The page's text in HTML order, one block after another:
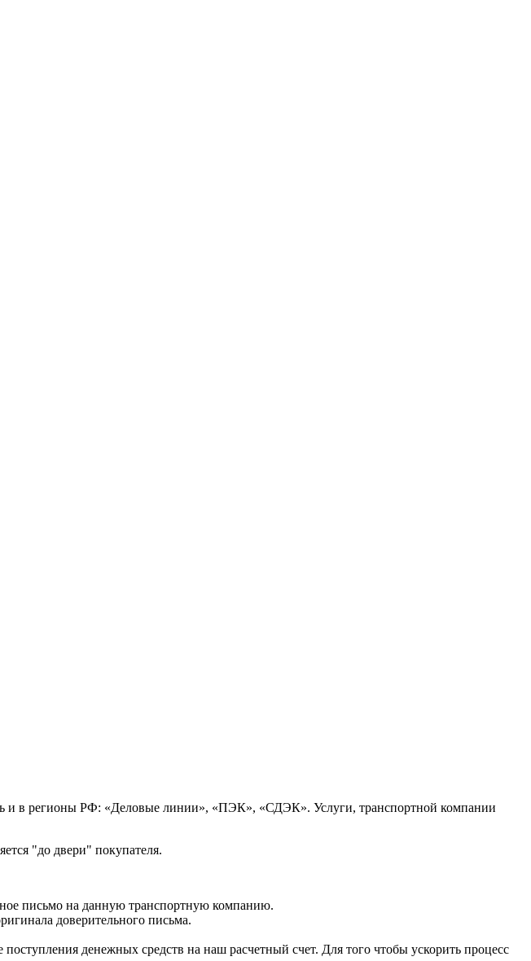
и в регионы РФ: «Деловые линии», «ПЭК», «СДЭК». Услуги, транспортной компании
"до двери" покупателя.
письмо на данную транспортную компанию.
доверительного письма.
денежных средств на наш расчетный счет. Для того чтобы ускорить процесс